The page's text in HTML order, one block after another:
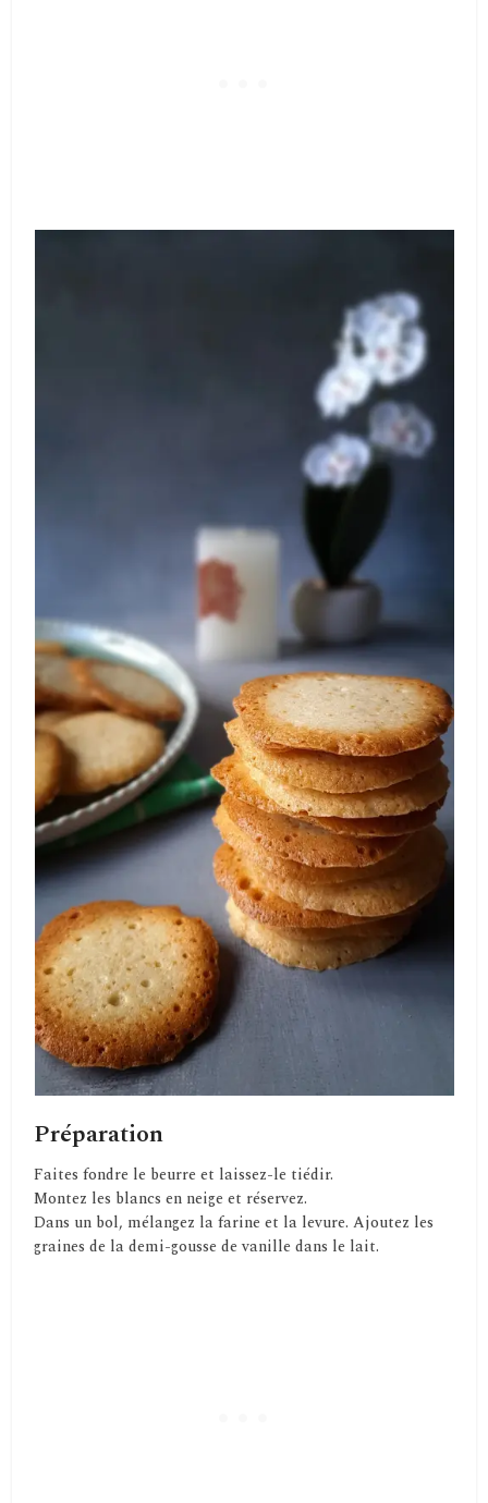
Préparation
Faites fondre le beurre et laissez-le tiédir.
Montez les blancs en neige et réservez.
Dans un bol, mélangez la farine et la levure. Ajoutez les
graines de la demi-gousse de vanille dans le lait.